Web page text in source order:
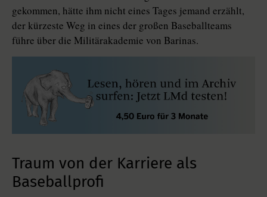
gekommen, hätte ihm nicht eines Tages jemand erzählt,
der kürzeste Weg in eines der großen Baseballteams
führe über die Militärakademie von Barinas.
Traum von der Karriere als
Baseballprofi